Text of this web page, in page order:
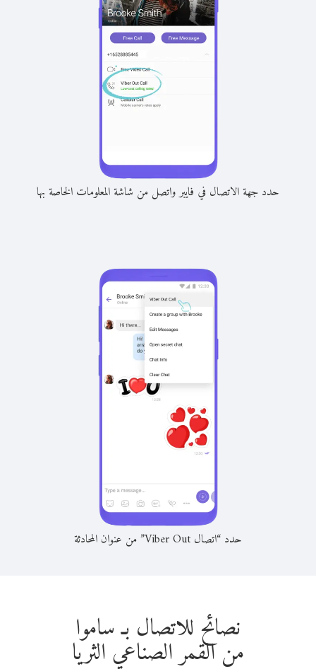
حدد جهة الاتصال في فايبر واتصل من شاشة المعلومات الخاصة بها
حدد “اتصال Viber Out” من عنوان المحادثة
نصائح للاتصال بـ ساموا
من القمر الصناعي الثريا